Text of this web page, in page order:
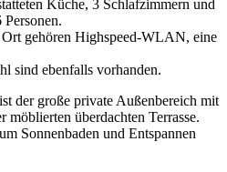
Küche, 3 Schlafzimmern und
gehören Highspeed-WLAN, eine
sind ebenfalls vorhanden.
der große private Außenbereich mit
möblierten überdachten Terrasse.
Sonnenbaden und Entspannen